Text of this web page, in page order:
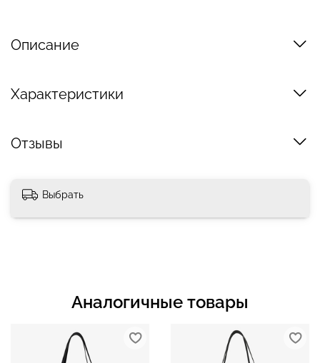
Описание
Характеристики
Отзывы
Выбрать
Аналогичные товары